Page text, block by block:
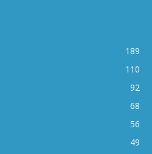
189
110
92
68
56
49